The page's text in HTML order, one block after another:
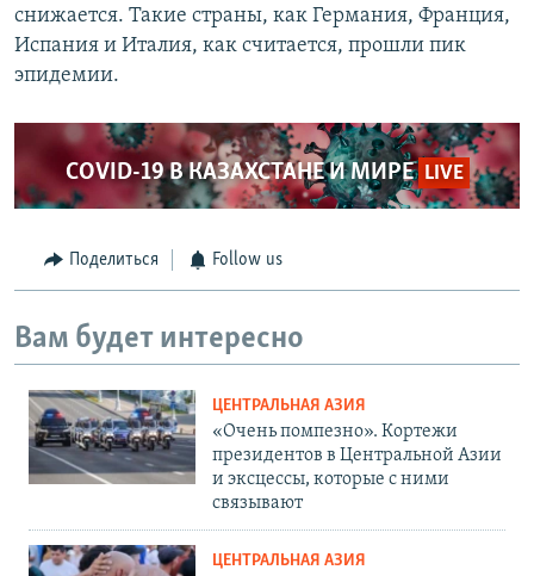
снижается. Такие страны, как Германия, Франция,
Испания и Италия, как считается, прошли пик
эпидемии.
COVID-19 В КАЗАХСТАНЕ И МИРЕ LIVE
Поделиться Follow us
Вам будет интересно
ЦЕНТРАЛЬНАЯ АЗИЯ
«Очень помпезно». Кортежи
президентов в Центральной Азии
и эксцессы, которые с ними
связывают
ЦЕНТРАЛЬНАЯ АЗИЯ